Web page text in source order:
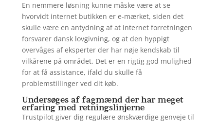
En nemmere løsning kunne måske være at se
hvorvidt internet butikken er e-mærket, siden det
skulle være en antydning af at internet forretningen
forsvarer dansk lovgivning, og at den hyppigt
overvåges af eksperter der har nøje kendskab til
vilkårene på området. Det er en rigtig god mulighed
for at få assistance, ifald du skulle få
problemstillinger ved dit køb.
Undersøges af fagmænd der har meget
erfaring med retningslinjerne
Trustpilot giver dig regulære ønskværdige genveje til